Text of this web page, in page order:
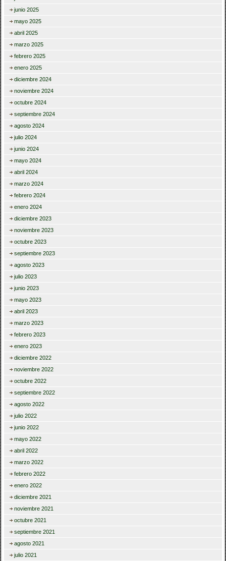
junio 2025
mayo 2025
abril 2025
marzo 2025
febrero 2025
enero 2025
diciembre 2024
noviembre 2024
octubre 2024
septiembre 2024
agosto 2024
julio 2024
junio 2024
mayo 2024
abril 2024
marzo 2024
febrero 2024
enero 2024
diciembre 2023
noviembre 2023
octubre 2023
septiembre 2023
agosto 2023
julio 2023
junio 2023
mayo 2023
abril 2023
marzo 2023
febrero 2023
enero 2023
diciembre 2022
noviembre 2022
octubre 2022
septiembre 2022
agosto 2022
julio 2022
junio 2022
mayo 2022
abril 2022
marzo 2022
febrero 2022
enero 2022
diciembre 2021
noviembre 2021
octubre 2021
septiembre 2021
agosto 2021
julio 2021